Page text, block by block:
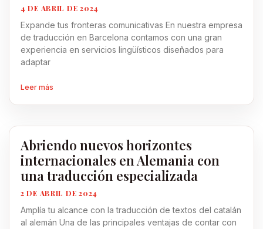
4 DE ABRIL DE 2024
Expande tus fronteras comunicativas En nuestra empresa
de traducción en Barcelona contamos con una gran
experiencia en servicios lingüísticos diseñados para
adaptar
Leer más
Abriendo nuevos horizontes
internacionales en Alemania con
una traducción especializada
2 DE ABRIL DE 2024
Amplía tu alcance con la traducción de textos del catalán
al alemán Una de las principales ventajas de contar con